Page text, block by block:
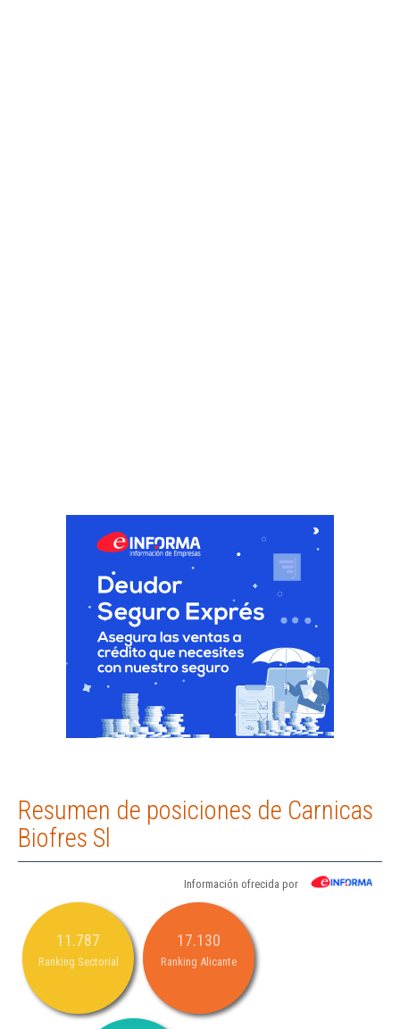
Resumen de posiciones de Carnicas
Biofres Sl
Información ofrecida por
11.787
Ranking Sectorial
17.130
Ranking Alicante